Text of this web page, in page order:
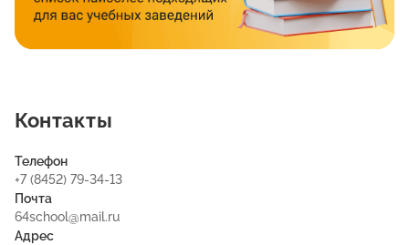
Контакты
Телефон
+7 (8452) 79-34-13
Почта
64school@mail.ru
Адрес